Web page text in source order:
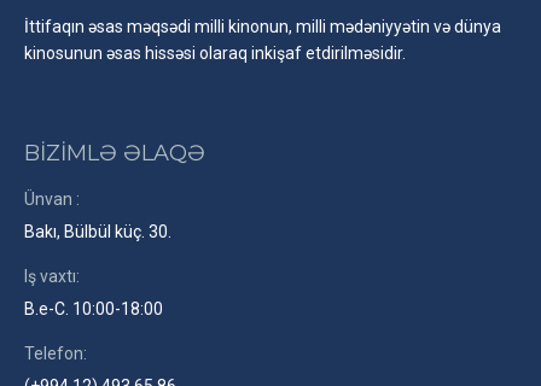
İttifaqın əsas məqsədi milli kinonun, milli mədəniyyətin və dünya
kinosunun əsas hissəsi olaraq inkişaf etdirilməsidir.
BİZİMLƏ ƏLAQƏ
Ünvan :
Bakı, Bülbül küç. 30.
Iş vaxtı:
B.e-C. 10:00-18:00
Telefon: